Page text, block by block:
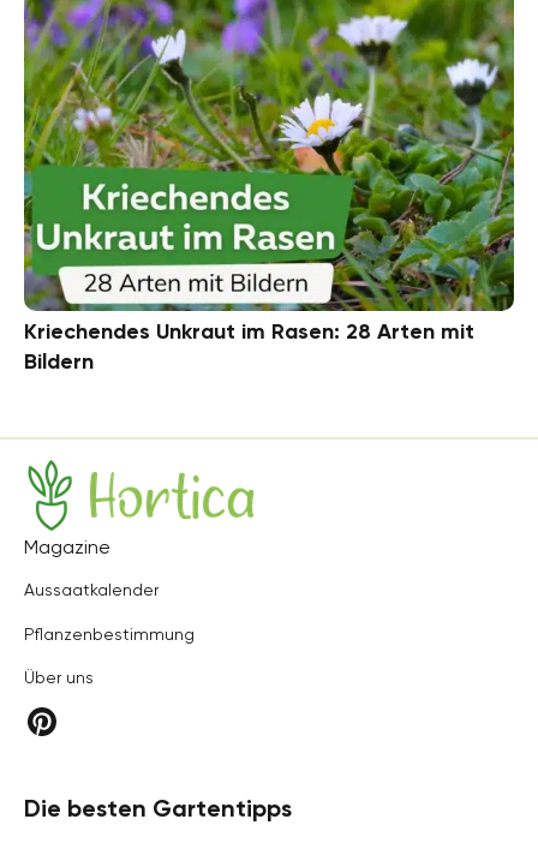
Kriechendes Unkraut im Rasen: 28 Arten mit
Bildern
Hortica
Magazine
Aussaatkalender
Pflanzenbestimmung
Über uns
Die besten Gartentipps